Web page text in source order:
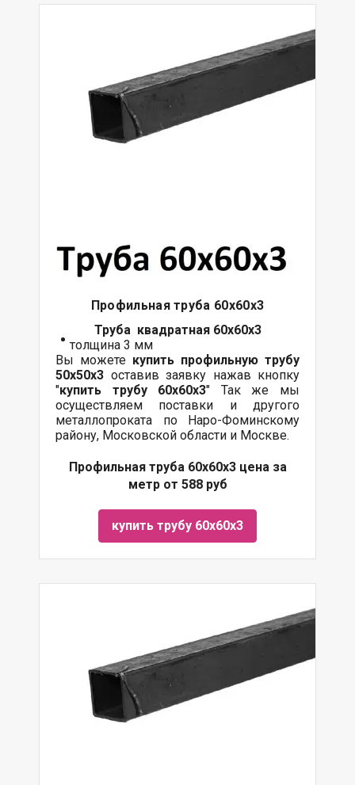
Профильная труба 60х60х3
Труба квадратная 60х60х3
толщина 3 мм
Вы можете купить профильную трубу
50х50х3 оставив заявку нажав кнопку
"купить трубу60х60х3" Так же мы
осуществляем поставки и другого
металлопроката по Наро-Фоминскому
району, Московской области и Москве.
Профильная труба 60х60х3 цена за
метр от 588 руб
купить трубу 60х60х3